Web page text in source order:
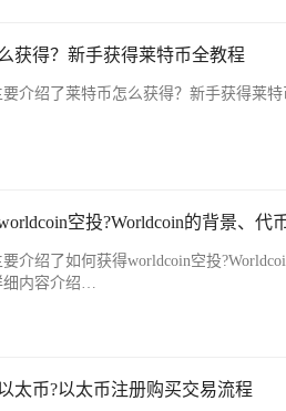
获得？新手获得莱特币全教程
介绍了莱特币怎么获得？新手获得莱
空投?Worldcoin的背景、代
介绍了如何获得worldcoin空投
细内容介绍…
太币?以太币注册购买交易流程